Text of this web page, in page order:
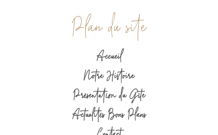
Plan du site
Accueil
Notre Histoire
Présentation du Gîte
Actualités Bons Plans